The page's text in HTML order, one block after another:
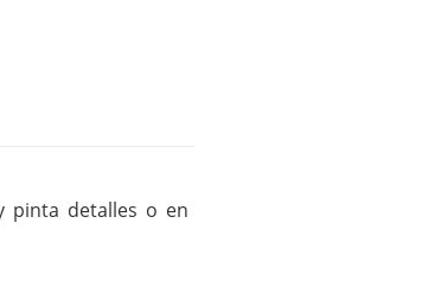
pinta detalles o en